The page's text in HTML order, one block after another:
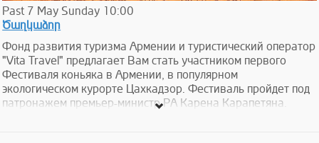
Past 7 May Sunday 10:00
Ծաղկաձոր
Фонд развития туризма Армении и туристический оператор
"Vita Travel" предлагает Вам стать участником первого
Фестиваля коньяка в Армении, в популярном
экологическом курорте Цахкадзор. Фестиваль пройдет под
патронажем премьер-министр РА Карена Карапетяна.